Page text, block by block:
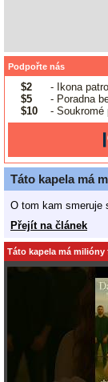
Podpořte nás
$2
- Ikona
$5
- Poradna
$10
- Soukromé
Táto kapela má
O tom kam smeruje
Přejít na článek
Táto kapela má